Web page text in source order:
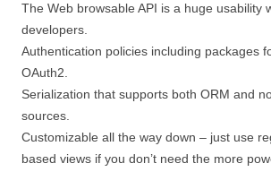
The Web browsable API is a huge usability
developers.
Authentication policies including packages
OAuth2.
Serialization that supports both ORM and
sources.
Customizable all the way down – just use
based views if you don’t need the more